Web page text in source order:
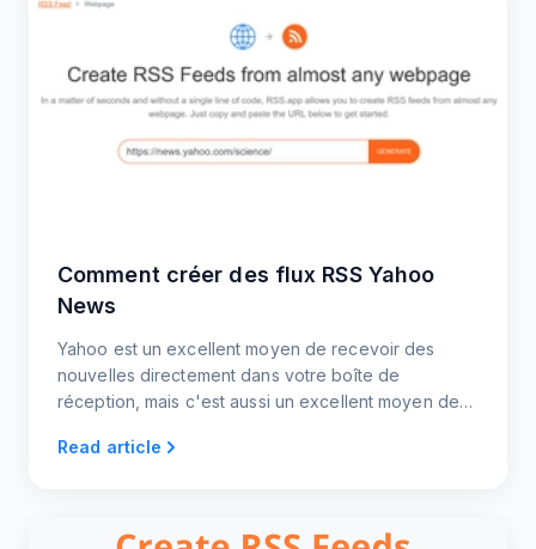
Comment créer des flux RSS Yahoo
News
Yahoo est un excellent moyen de recevoir des
nouvelles directement dans votre boîte de
réception, mais c'est aussi un excellent moyen de
site web ou votre blog. Simplifiez le processus de
Read article